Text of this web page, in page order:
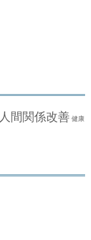
人間関係改善 健康